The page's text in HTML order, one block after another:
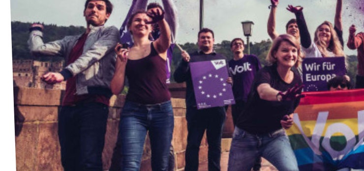
Lépjünk kapcsolatba!
Legyél te is Volt tag!